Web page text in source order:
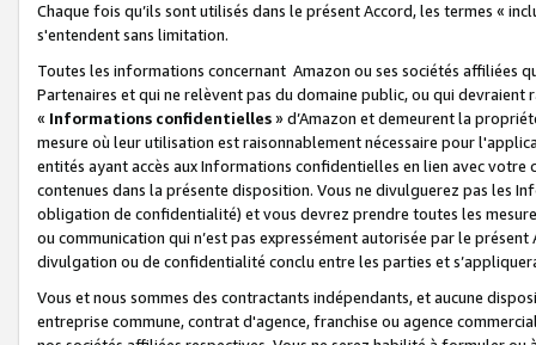
Chaque fois qu’ils sont utilisés dans le présent Accord, les termes «
s'entendent sans limitation.
Toutes les informations concernant Amazon ou ses sociétés affiliées
Partenaires et qui ne relèvent pas du domaine public, ou qui
« Informations confidentielles» d’Amazon et demeurent la
mesure où leur utilisation est raisonnablement nécessaire pour
entités ayant accès aux Informations confidentielles en lien avec
contenues dans la présente disposition. Vous ne divulguerez pas les
obligation de confidentialité) et vous devrez prendre toutes les
ou communication qui n’est pas expressément autorisée par le
divulgation ou de confidentialité conclu entre les parties et
Vous et nous sommes des contractants indépendants, et aucune
entreprise commune, contrat d'agence, franchise ou agence